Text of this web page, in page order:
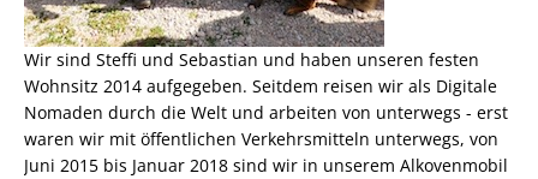
Wir sind Steffi und Sebastian und haben unseren festen
Wohnsitz 2014 aufgegeben. Seitdem reisen wir als Digitale
Nomaden durch die Welt und arbeiten von unterwegs - erst
waren wir mit öffentlichen Verkehrsmitteln unterwegs, von
Juni 2015 bis Januar 2018 sind wir in unserem Alkovenmobil